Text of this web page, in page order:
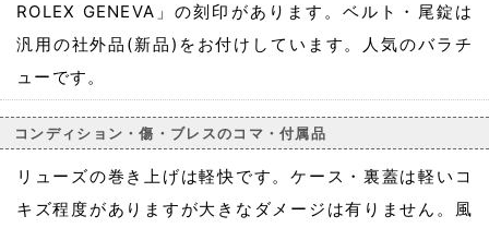
ROLEX GENEVA」の刻印があります。ベルト・尾錠は
汎用の社外品(新品)をお付けしています。人気のバラチ
ューです。
コンディション・傷・ブレスのコマ・付属品
リューズの巻き上げは軽快です。ケース・裏蓋は軽いコ
キズ程度がありますが大きなダメージは有りません。風